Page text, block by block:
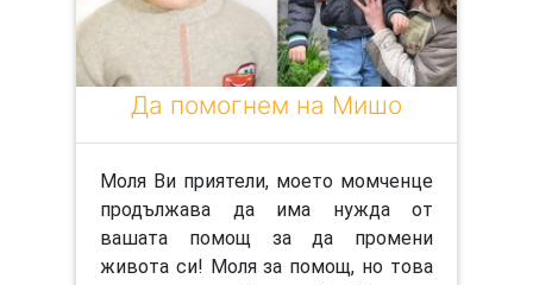
Да помогнем на Мишо
Моля Ви приятели, моето момченце
продължава да има нужда от
вашата помощ за да промени
живота си! Моля за помощ, но това